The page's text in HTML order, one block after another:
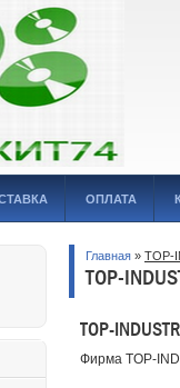
ОПЛАТА
Главная » TOP-
TOP-
TOP-
Фирма TOP-